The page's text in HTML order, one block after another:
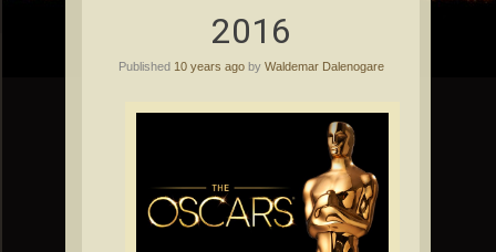
2016
Published 10 years agoby Waldemar Dalenogare